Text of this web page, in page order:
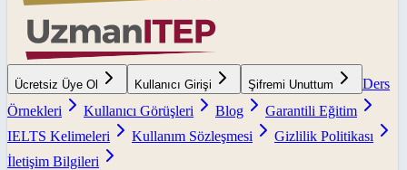
Ücretsiz Üye Ol Kullanıcı Girişi Şifremi Unuttum
Ders
Örnekleri
Kullanıcı Görüşleri Blog
Garantili Eğitim
IELTS Kelimeleri
Kullanım Sözleşmesi
Gizlilik Politikası
İletişim Bilgileri